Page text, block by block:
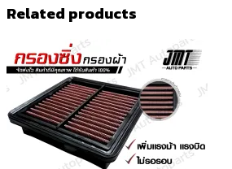
Related products